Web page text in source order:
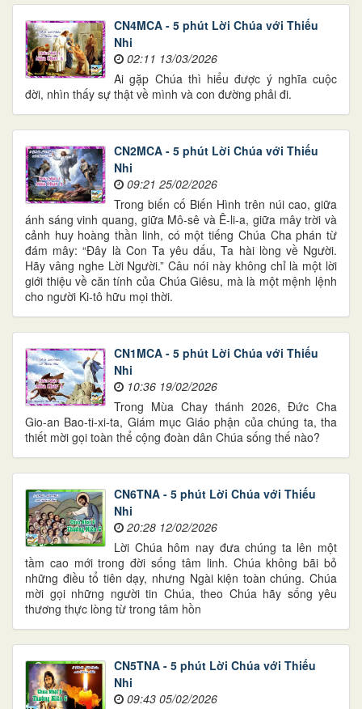
CN4MCA - 5 phút Lời Chúa với Thiếu
Nhi
02:11 13/03/2026
Ai gặp Chúa thì hiểu được ý nghĩa cuộc
đời, nhìn thấy sự thật về mình và con đường phải đi.
CN2MCA - 5 phút Lời Chúa với Thiếu
Nhi
09:21 25/02/2026
Trong biến cố Biến Hình trên núi cao, giữa
ánh sáng vinh quang, giữa Mô-sê và Ê-li-a, giữa mây trời và
cảnh huy hoàng thần linh, có một tiếng Chúa Cha phán từ
đám mây: “Đây là Con Ta yêu dấu, Ta hài lòng về Người.
Hãy vâng nghe Lời Người.” Câu nói này không chỉ là một lời
giới thiệu về căn tính của Chúa Giêsu, mà là một mệnh lệnh
cho người Ki-tô hữu mọi thời.
CN1MCA - 5 phút Lời Chúa với Thiếu
Nhi
10:36 19/02/2026
Trong Mùa Chay thánh 2026, Đức Cha
Gio-an Bao-ti-xi-ta, Giám mục Giáo phận của chúng ta, tha
thiết mời gọi toàn thể cộng đoàn dân Chúa sống thế nào?
CN6TNA - 5 phút Lời Chúa với Thiếu
Nhi
20:28 12/02/2026
Lời Chúa hôm nay đưa chúng ta lên một
tầm cao mới trong đời sống tâm linh. Chúa không bãi bỏ
những điều tổ tiên dạy, nhưng Ngài kiện toàn chúng. Chúa
mời gọi những người tin Chúa, theo Chúa hãy sống yêu
thương thực lòng từ trong tâm hồn
CN5TNA - 5 phút Lời Chúa với Thiếu
Nhi
09:43 05/02/2026